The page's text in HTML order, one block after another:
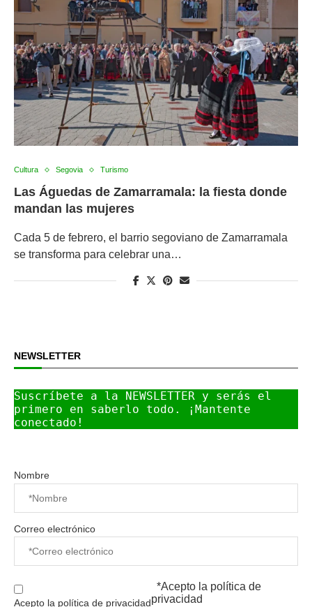
Cultura Segovia Turismo
Las Águedas de Zamarramala: la fiesta donde
mandan las mujeres
Cada 5 de febrero, el barrio segoviano de Zamarramala
se transforma para celebrar una…
NEWSLETTER
Suscríbete a la NEWSLETTER y serás el
primero en saberlo todo. ¡Mantente
conectado!
Nombre
Correo electrónico
Acepto la política de privacidad
*Acepto la política de
privacidad